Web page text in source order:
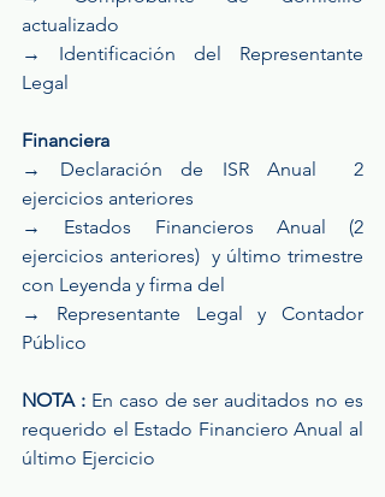
actualizado
→ Identificación del Representante
Legal
Financiera
→ Declaración de ISR Anual  2
ejercicios anteriores
→ Estados Financieros Anual (2
ejercicios anteriores)  y último trimestre
con Leyenda y firma del
→ Representante Legal y Contador
Público
NOTA : En caso de ser auditados no es
requerido el Estado Financiero Anual al
último Ejercicio